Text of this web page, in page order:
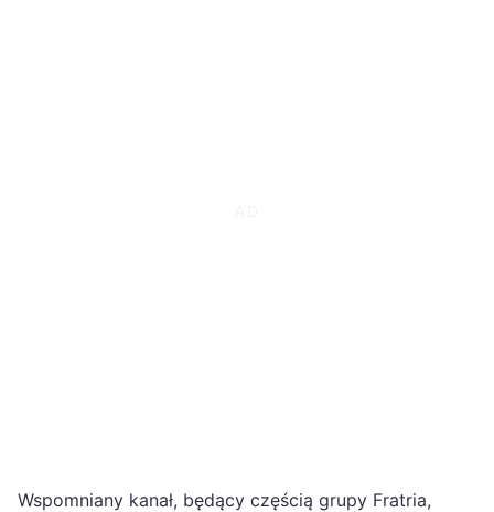
Wspomniany kanał, będący częścią grupy Fratria,